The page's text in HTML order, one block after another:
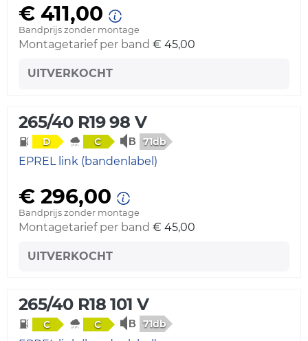
€ 411,00
Bandprijs zonder montage
Montagetarief per band € 45,00
UITVERKOCHT
265/40 R19 98 V
D C 71db
EPREL link (bandenlabel)
€ 296,00
Bandprijs zonder montage
Montagetarief per band € 45,00
UITVERKOCHT
265/40 R18 101 V
C C 71db